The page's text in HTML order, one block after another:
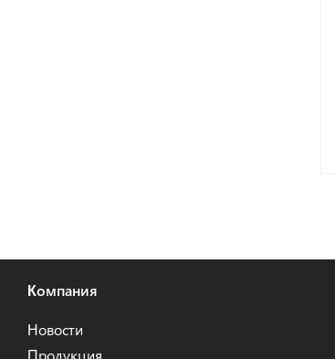
Компания
Новости
Продукция